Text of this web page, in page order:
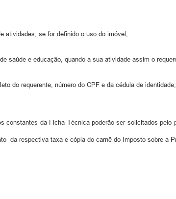
atividades, se for definido o uso do imóvel;
saúde e educação, quando a sua atividade assim o
do requerente, número do CPF e da cédula de identidade;
constantes da Ficha Técnica poderão ser solicitados
da respectiva taxa e cópia do carnê do Imposto sobre a